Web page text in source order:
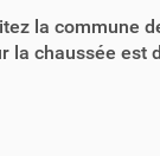
la commune
la chaussée est